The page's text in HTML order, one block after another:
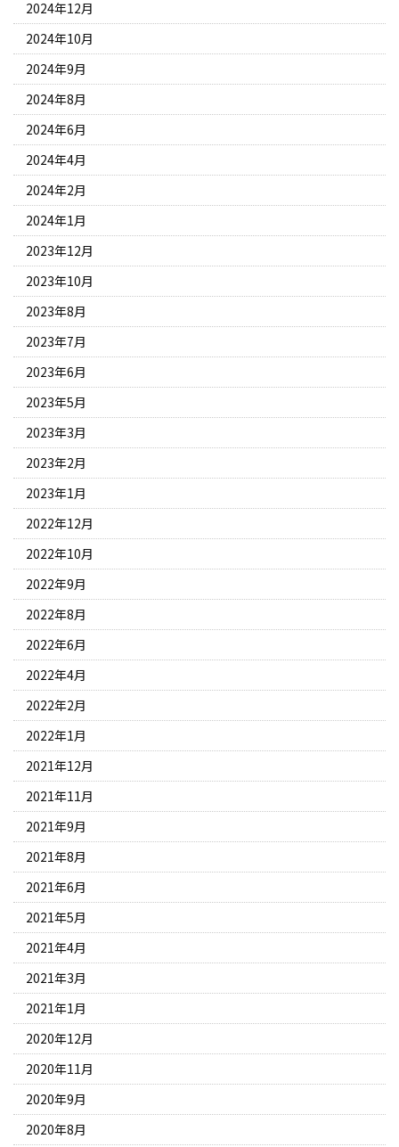
2024年12月
2024年10月
2024年9月
2024年8月
2024年6月
2024年4月
2024年2月
2024年1月
2023年12月
2023年10月
2023年8月
2023年7月
2023年6月
2023年5月
2023年3月
2023年2月
2023年1月
2022年12月
2022年10月
2022年9月
2022年8月
2022年6月
2022年4月
2022年2月
2022年1月
2021年12月
2021年11月
2021年9月
2021年8月
2021年6月
2021年5月
2021年4月
2021年3月
2021年1月
2020年12月
2020年11月
2020年9月
2020年8月